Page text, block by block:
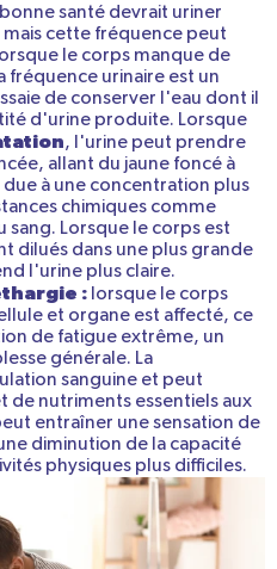
santé devrait uriner
mais cette fréquence peut
le corps manque de
fréquence urinaire est un
de conserver l'eau dont il
d'urine produite. Lorsque
, l'urine peut prendre
allant du jaune foncé à
à une concentration plus
chimiques comme
sang. Lorsque le corps est
dilués dans une plus grande
l'urine plus claire.
: lorsque le corps
et organe est affecté, ce
de fatigue extrême, un
générale. La
sanguine et peut
nutriments essentiels aux
entraîner une sensation de
diminution de la capacité
physiques plus difficiles.